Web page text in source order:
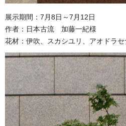
展示期間：7月8日～7月12日
作者：日本古流 加藤一紀様
花材：伊吹、スカシユリ、アオドラ